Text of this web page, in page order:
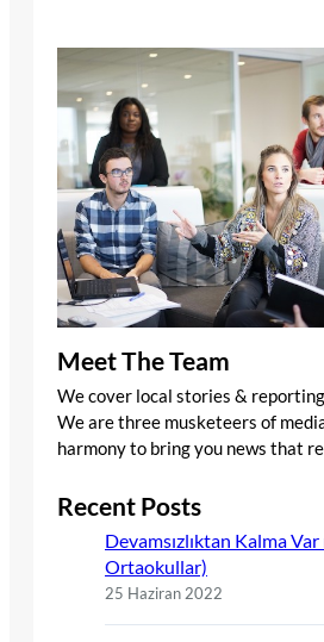
Meet The Team
We cover local stories &
We are three musketeers of
harmony to bring you news that
Recent Posts
Devamsızlıktan Kalma
Ortaokullar)
25 Haziran 2022